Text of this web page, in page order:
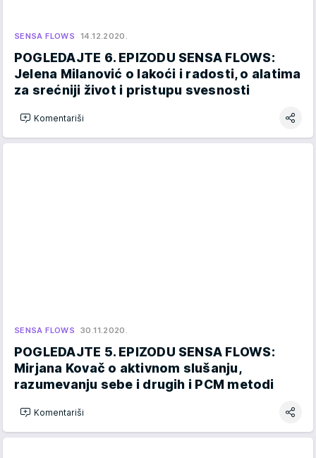
SENSA FLOWS 14.12.2020.
POGLEDAJTE 6. EPIZODU SENSA FLOWS:
Jelena Milanović o lakoći i radosti, o alatima
za srećniji život i pristupu svesnosti
Komentariši
SENSA FLOWS 30.11.2020.
POGLEDAJTE 5. EPIZODU SENSA FLOWS:
Mirjana Kovač o aktivnom slušanju,
razumevanju sebe i drugih i PCM metodi
Komentariši